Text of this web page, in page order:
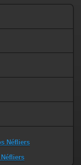
Néfliers
Néfliers